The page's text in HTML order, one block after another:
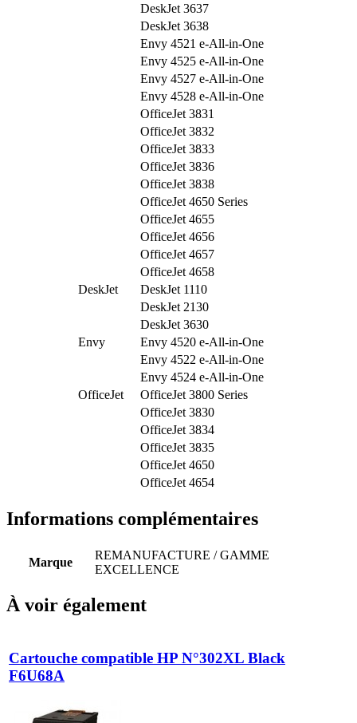
DeskJet 3637
DeskJet 3638
Envy 4521 e-All-in-One
Envy 4525 e-All-in-One
Envy 4527 e-All-in-One
Envy 4528 e-All-in-One
OfficeJet 3831
OfficeJet 3832
OfficeJet 3833
OfficeJet 3836
OfficeJet 3838
OfficeJet 4650 Series
OfficeJet 4655
OfficeJet 4656
OfficeJet 4657
OfficeJet 4658
DeskJet
DeskJet 1110
DeskJet 2130
DeskJet 3630
Envy
Envy 4520 e-All-in-One
Envy 4522 e-All-in-One
Envy 4524 e-All-in-One
OfficeJet
OfficeJet 3800 Series
OfficeJet 3830
OfficeJet 3834
OfficeJet 3835
OfficeJet 4650
OfficeJet 4654
Informations complémentaires
Marque
REMANUFACTURE / GAMME
EXCELLENCE
À voir également
Cartouche compatible HP N°302XL Black
F6U68A